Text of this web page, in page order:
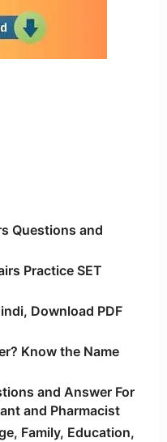
Questions and
Practice SET
Download PDF
Know the Name
and Answer For
and Pharmacist
Family, Education,